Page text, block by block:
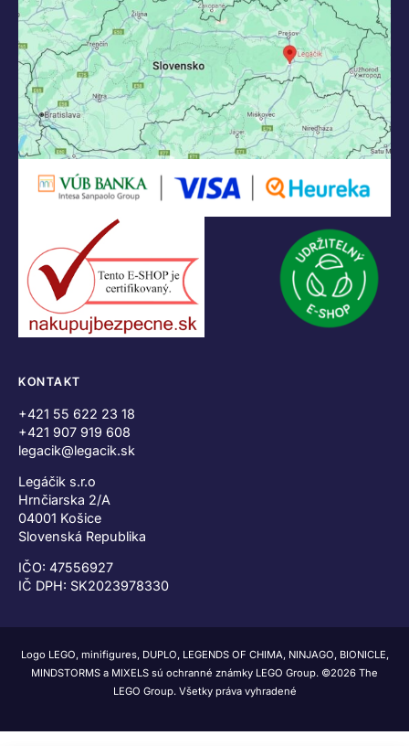
KONTAKT
+421 55 622 23 18
+421 907 919 608
legacik@legacik.sk
Legáčik s.r.o
Hrnčiarska 2/A
04001 Košice
Slovenská Republika
IČO: 47556927
IČ DPH: SK2023978330
Logo LEGO, minifigures, DUPLO, LEGENDS OF CHIMA, NINJAGO, BIONICLE,
MINDSTORMS a MIXELS sú ochranné známky LEGO Group. ©2026 The
LEGO Group. Všetky práva vyhradené